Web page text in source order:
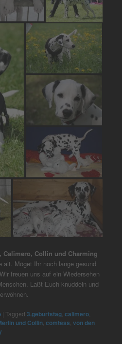
Calimero, Collin und Charming
alt. Möget Ihr noch lange gesund
freuen uns auf ein Wiedersehen
Laßt Euch knuddeln und
|Tagged 3.geburtstag ,calimero
und Collin ,comtess ,von den